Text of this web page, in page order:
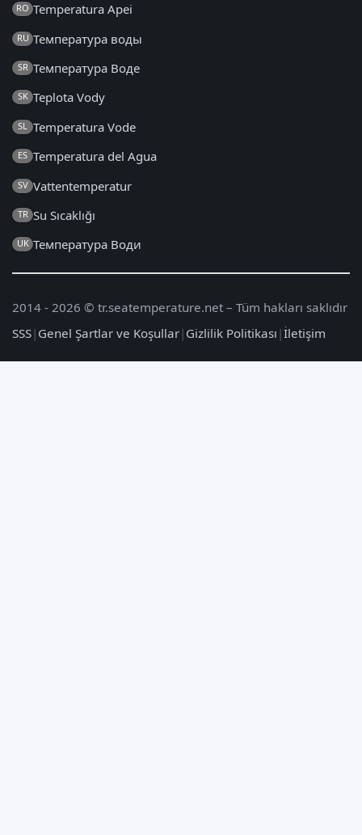
RO Temperatura Apei
RU Температура воды
SR Температура Воде
SK Teplota Vody
SL Temperatura Vode
ES Temperatura del Agua
SV Vattentemperatur
TR Su Sıcaklığı
UK Температура Води
2014 - 2026 © tr.seatemperature.net – Tüm hakları saklıdır
SSS| Genel Şartlar ve Koşullar| Gizlilik Politikası |İletişim